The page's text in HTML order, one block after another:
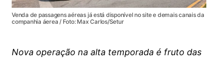
Venda de passagens aéreas já está disponível no site e demais canais da
companhia áerea / Foto: Max Carlos/Setur
Nova operação na alta temporada é fruto das